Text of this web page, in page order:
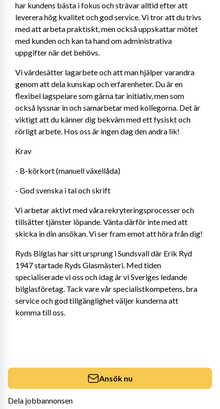
har kundens bästa i fokus och strävar alltid efter att
leverera hög kvalitet och god service. Vi tror att du trivs
med att arbeta praktiskt, men också uppskattar mötet
med kunden och kan ta hand om administrativa
uppgifter när det behövs.
Vi värdesätter lagarbete och att man hjälper varandra
genom att dela kunskap och erfarenheter. Du är en
flexibel lagspelare som gärna tar initiativ, men som
också lyssnar in och samarbetar med kollegorna. Det är
viktigt att du känner dig bekväm med ett fysiskt och
rörligt arbete. Hos oss är ingen dag den andra lik!
Krav
- B-körkort (manuell växellåda)
- God svenska i tal och skrift
Vi arbetar aktivt med våra rekryteringsprocesser och
tillsätter tjänster löpande. Vänta därför inte med att
skicka in din ansökan. Vi ser fram emot att höra från dig!
Ryds Bilglas har sitt ursprung i Sundsvall där Erik Ryd
1947 startade Ryds Glasmästeri. Med tiden
specialiserade vi oss och idag är vi Sveriges ledande
bilglasföretag. Tack vare vår specialistkompetens, bra
service och god tillgänglighet väljer kunderna att
komma till oss.
Ansök nu
Dela jobbannonsen